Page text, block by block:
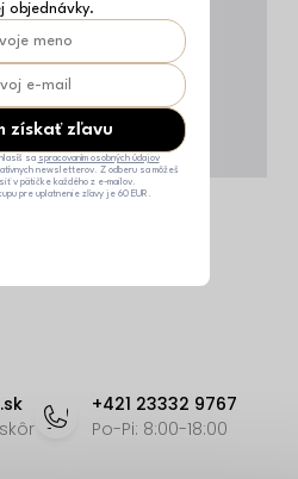
+421 23332 9767
Po-Pi: 8:00-18:00
objednávky.
získať zľavu
sa spracovaním osobných údajov
newsletterov. Z odberu sa môžeš
v pätičke každého z e-mailov.
pre uplatnenie zľavy je 60 EUR.